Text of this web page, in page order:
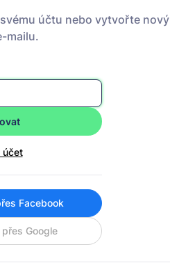
účtu nebo vytvořte nový
mailu.
účet
Facebook
Google